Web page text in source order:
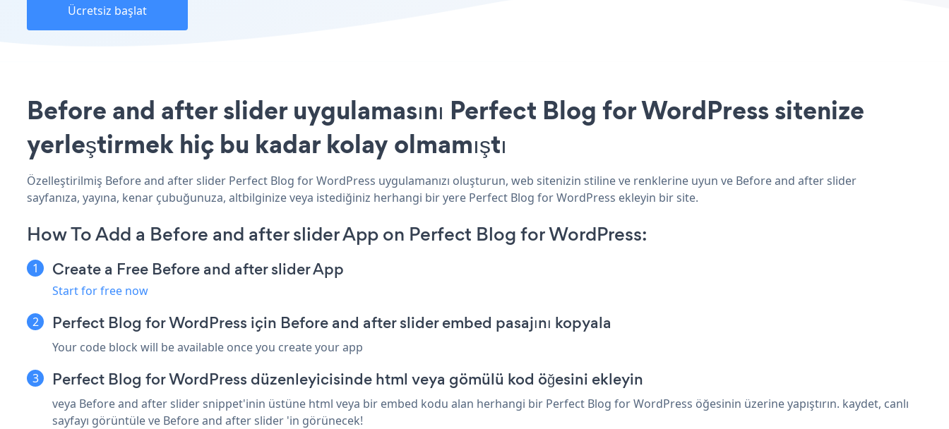
Ücretsiz başlat
Before and after slider uygulamasını Perfect Blog for WordPress sitenize
yerleştirmek hiç bu kadar kolay olmamıştı
Özelleştirilmiş Before and after slider Perfect Blog for WordPress uygulamanızı oluşturun, web sitenizin stiline ve renklerine uyun ve Before and after slider
sayfanıza, yayına, kenar çubuğunuza, altbilginize veya istediğiniz herhangi bir yere Perfect Blog for WordPress ekleyin bir site.
How To Add a Before and after slider App on Perfect Blog for WordPress:
Create a Free Before and after slider App
Start for free now
Perfect Blog for WordPress için Before and after slider embed pasajını kopyala
Your code block will be available once you create your app
Perfect Blog for WordPress düzenleyicisinde html veya gömülü kod öğesini ekleyin
veya Before and after slider snippet'inin üstüne html veya bir embed kodu alan herhangi bir Perfect Blog for WordPress öğesinin üzerine yapıştırın. kaydet, canlı
sayfayı görüntüle ve Before and after slider 'in görünecek!